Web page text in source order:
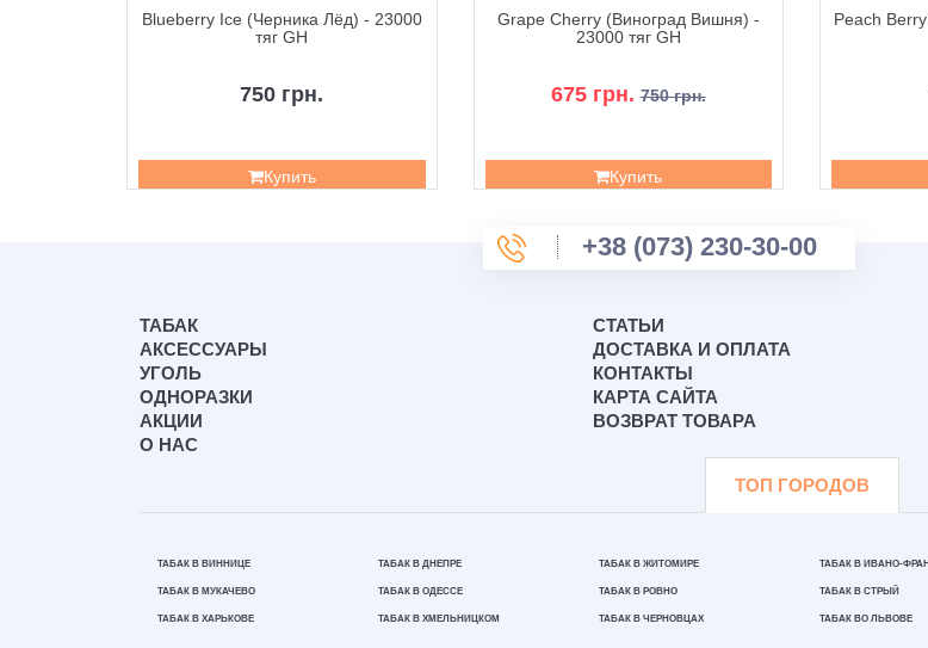
Blueberry Ice (Черника Лёд) - 23000
тяг GH
750 грн.
Купить
Grape Cherry (Виноград Вишня) -
23000 тяг GH
675 грн. 750 грн.
Купить
Peach
+38 (073) 230-30-00
ТАБАК
АКСЕССУАРЫ
УГОЛЬ
ОДНОРАЗКИ
АКЦИИ
О НАС
СТАТЬИ
ДОСТАВКА И ОПЛАТА
КОНТАКТЫ
КАРТА САЙТА
ВОЗВРАТ ТОВАРА
ТОП ГОРОДОВ
ТАБАК В ВИННИЦЕ ТАБАК В ДНЕПРЕ ТАБАК В ЖИТОМИРЕ ТАБАК В ИВАНО-
ТАБАК В МУКАЧЕВО ТАБАК В ОДЕССЕ ТАБАК В РОВНО ТАБАК В СТРЫЙ
ТАБАК В ХАРЬКОВЕ ТАБАК В ХМЕЛЬНИЦКОМ ТАБАК В ЧЕРНОВЦАХ ТАБАК ВО ЛЬВОВЕ